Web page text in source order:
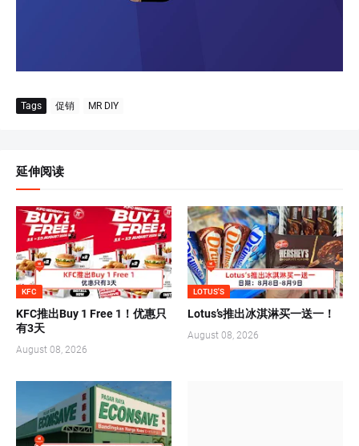
Tags 促销 MR DIY
延伸阅读
KFC
KFC推出Buy 1 Free 1！优惠只
有3天
August 08, 2026
LOTUS'S
Lotus’s推出冰淇淋买一送一！
August 08, 2026